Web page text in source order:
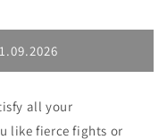
all your
like fierce fights or